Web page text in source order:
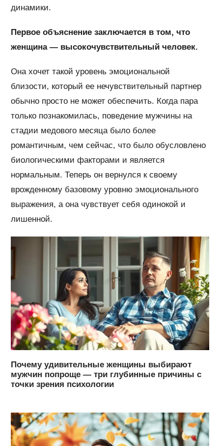
динамики.
Первое объяснение заключается в том, что
женщина — высокочувствительный человек.
Она хочет такой уровень эмоциональной
близости, который ее нечувствительный партнер
обычно просто не может обеспечить. Когда пара
только познакомилась, поведение мужчины на
стадии медового месяца было более
романтичным, чем сейчас, что было обусловлено
биологическими факторами и является
нормальным. Теперь он вернулся к своему
врожденному базовому уровню эмоционального
выражения, а она чувствует себя одинокой и
лишенной.
Почему удивительные женщины выбирают
мужчин попроще — три глубинные причины с
точки зрения психологии